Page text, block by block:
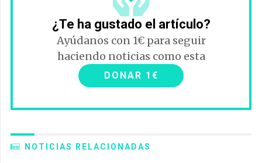
¿Te ha gustado el artículo?
Ayúdanos con 1€ para seguir
haciendo noticias como esta
DONAR 1€
NOTICIAS RELACIONADAS